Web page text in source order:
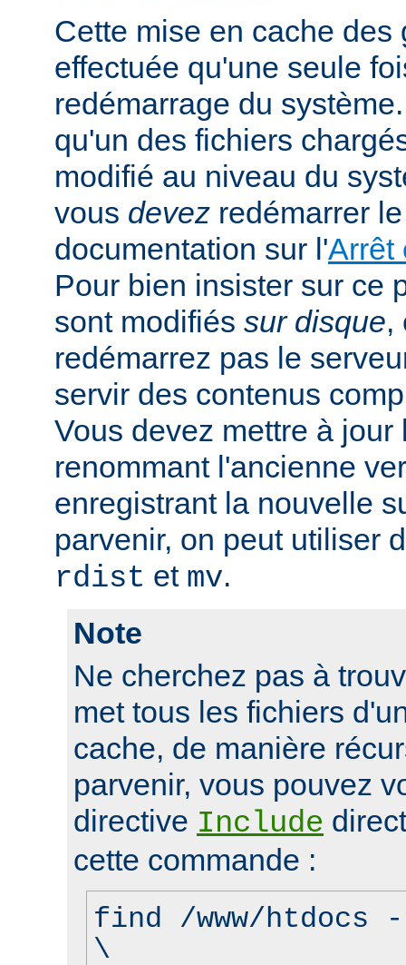
Cette mise en cache des
effectuée qu'une seule
redémarrage du
qu'un des fichiers
modifié au niveau du
vous devez redémarrer
documentation sur l'Arrêt
Pour bien insister sur ce
sont modifiés sur disque,
redémarrez pas le
servir des contenus
Vous devez mettre à jour
renommant l'ancienne
enregistrant la nouvelle
parvenir, on peut utiliser
rdist et mv.
Note
Ne cherchez pas à
met tous les fichiers
cache, de manière
parvenir, vous pouvez
directive Include
cette commande :
find /www/
\